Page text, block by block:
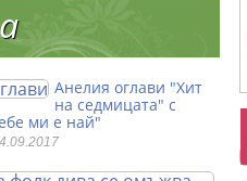
Анелия оглави "Хит
на седмицата" с
ми е най"